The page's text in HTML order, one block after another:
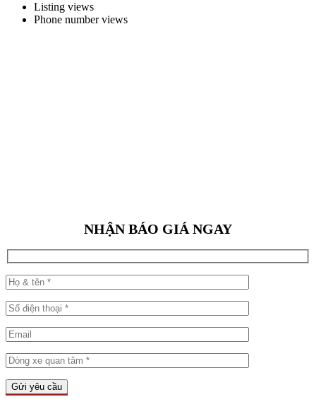
Listing views
Phone number views
NHẬN BÁO GIÁ NGAY